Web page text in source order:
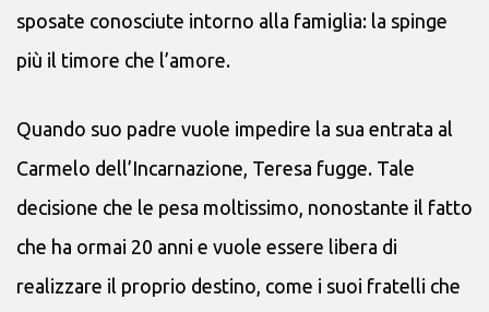
sposate conosciute intorno alla famiglia: la spinge
più il timore che l’amore.
Quando suo padre vuole impedire la sua entrata al
Carmelo dell’Incarnazione, Teresa fugge. Tale
decisione che le pesa moltissimo, nonostante il fatto
che ha ormai 20 anni e vuole essere libera di
realizzare il proprio destino, come i suoi fratelli che